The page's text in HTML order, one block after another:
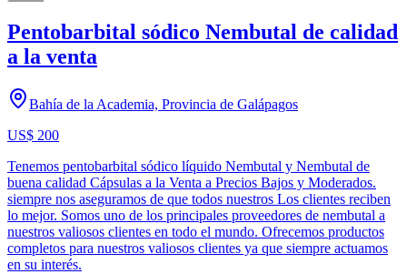
Pentobarbital sódico Nembutal de calidad
a la venta
Bahía de la Academia, Provincia de Galápagos
US$ 200
Tenemos pentobarbital sódico líquido Nembutal y Nembutal de
buena calidad Cápsulas a la Venta a Precios Bajos y Moderados.
siempre nos aseguramos de que todos nuestros Los clientes reciben
lo mejor. Somos uno de los principales proveedores de nembutal a
nuestros valiosos clientes en todo el mundo. Ofrecemos productos
completos para nuestros valiosos clientes ya que siempre actuamos
en su interés.